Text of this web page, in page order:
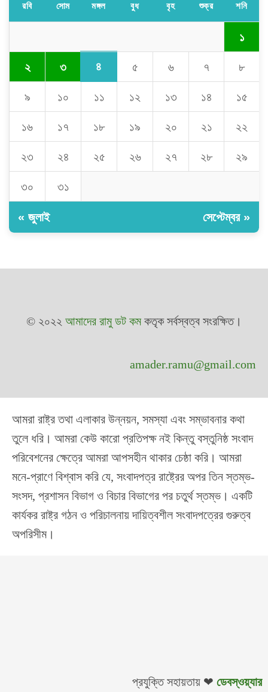
রবি সোম মঙ্গল বুধ বৃহ শুক্র শনি
১
২ ৩ ৪ ৫ ৬ ৭ ৮
৯ ১০ ১১ ১২ ১৩ ১৪ ১৫
১৬ ১৭ ১৮ ১৯ ২০ ২১ ২২
২৩ ২৪ ২৫ ২৬ ২৭ ২৮ ২৯
৩০ ৩১
« জুলাই সেপ্টেম্বর »
© ২০২২ আমাদের রামু ডট কমকতৃক সর্বস্বত্ব সংরক্ষিত।
amader.ramu@gmail.com
আমরা রাষ্ট্র তথা এলাকার উন্নয়ন, সমস্যা এবং সম্ভাবনার কথা
তুলে ধরি। আমরা কেউ কারো প্রতিপক্ষ নই কিন্তু বস্তুনিষ্ঠ সংবাদ
পরিবেশনের ক্ষেত্রে আমরা আপসহীন থাকার চেষ্ঠা করি। আমরা
মনে-প্রাণে বিশ্বাস করি যে, সংবাদপত্র রাষ্ট্রের অপর তিন স্তম্ভ-
সংসদ, প্রশাসন বিভাগ ও বিচার বিভাগের পর চতুর্থ স্তম্ভ। একটি
কার্যকর রাষ্ট্র গঠন ও পরিচালনায় দায়িত্বশীল সংবাদপত্রের গুরুত্ব
অপরিসীম।
প্রযুক্তি সহায়তায় ❤ ডেবস্ওয়্যার